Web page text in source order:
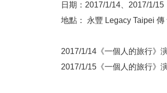
日期： 2017/1/14
2017/1/15
地點： 永豐 Legacy Taipei 傳
2017/1/14 《一個人的旅行》
2017/1/15 《一個人的旅行》